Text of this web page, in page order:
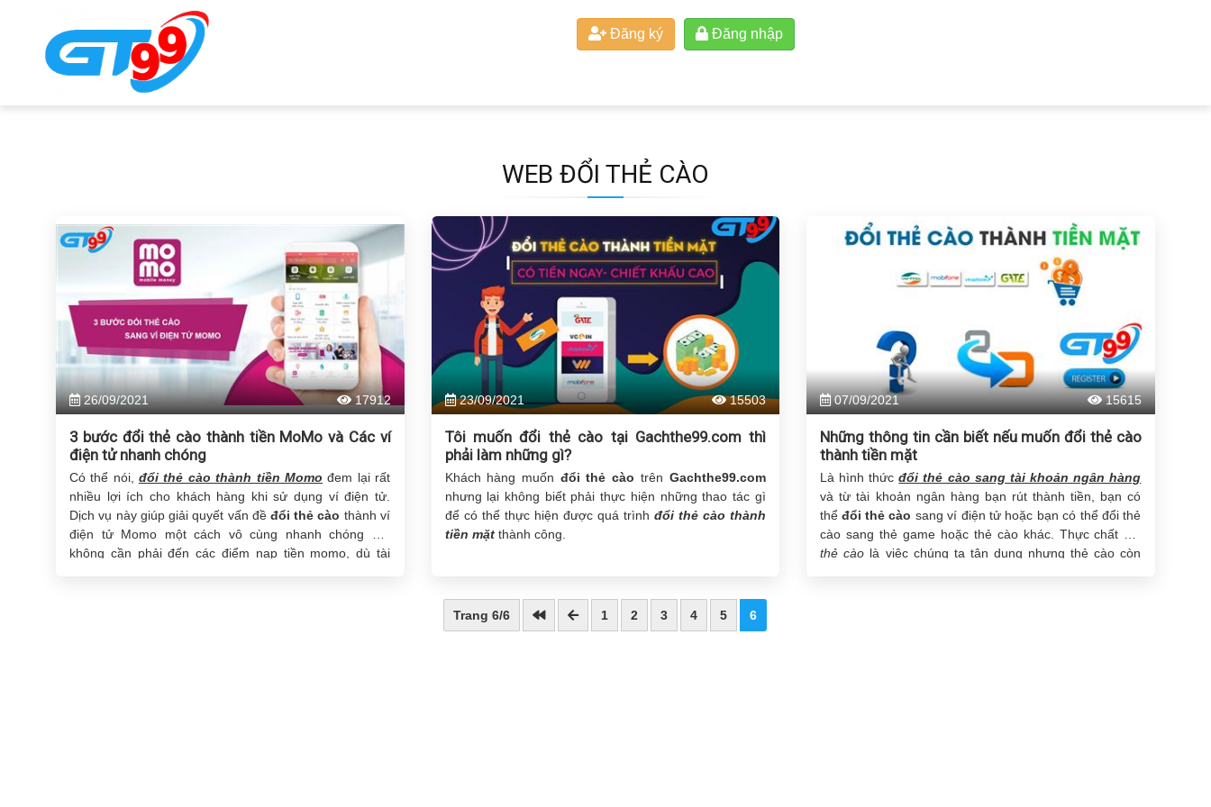
Đăng ký Đăng nhập
WEB ĐỔI THẺ CÀO
26/09/2021 17912
3 bước đổi thẻ cào thành tiền MoMo và Các ví
điện tử nhanh chóng
Có thể nói, đổi thẻ cào thành tiền Momo đem lại rất
nhiều lợi ích cho khách hàng khi sử dụng ví điện tử.
Dịch vụ này giúp giải quyết vấn đề đổi thẻ cào thành ví
điện tử Momo một cách vô cùng nhanh chóng mà
không cần phải đến các điểm nạp tiền momo, dù tài
23/09/2021 15503
Tôi muốn đổi thẻ cào tại Gachthe99.com thì
phải làm những gì?
Khách hàng muốn đổi thẻ cào trên Gachthe99.com
nhưng lại không biết phải thực hiện những thao tác gì
để có thể thực hiện được quá trình đổi thẻ cào thành
tiền mặtthành công.
07/09/2021 15615
Những thông tin cần biết nếu muốn đổi thẻ cào
thành tiền mặt
Là hình thứcđổi thẻ cào sang tài khoản ngân hàng
và từ tài khoản ngân hàng bạn rút thành tiền, bạn có
thểđổi thẻ cào sang ví điện tử hoặc bạn có thể đổi thẻ
cào sang thẻ game hoặc thẻ cào khác. Thực chất
thẻ cào là việc chúng ta tận dụng nhưng thẻ cào còn
Trang 6/6 1 2 3 4 5 6